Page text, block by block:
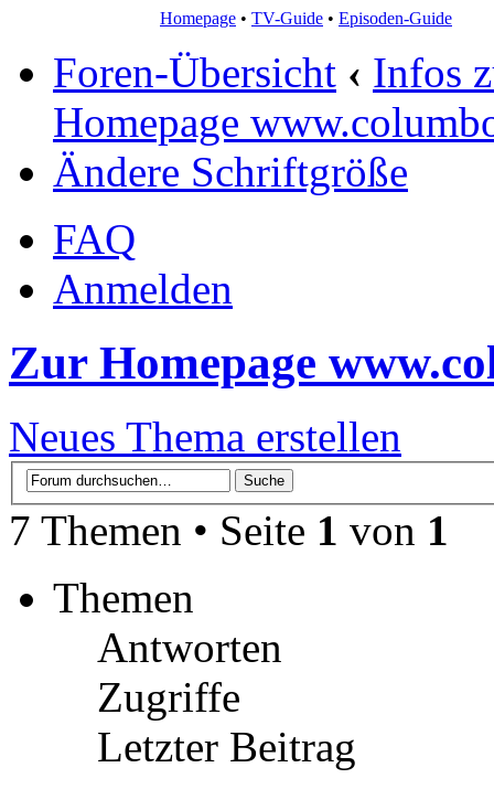
Homepage • TV-Guide • Episoden-Guide
Foren-Übersicht ‹ Infos
Homepage
Ändere Schriftgröße
FAQ
Anmelden
Zur Homepage
Neues Thema erstellen
7 Themen • Seite 1 von 1
Themen
Antworten
Zugriffe
Letzter Beitrag